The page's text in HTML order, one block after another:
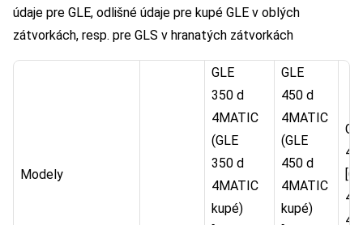
údaje pre GLE, odlišné údaje pre kupé GLE v oblých
zátvorkách, resp. pre GLS v hranatých zátvorkách
Modely
GLE
350 d
4MATIC
(GLE
350 d
4MATIC
kupé)
GLE
450 d
4MATIC
(GLE
450 d
4MATIC
kupé)